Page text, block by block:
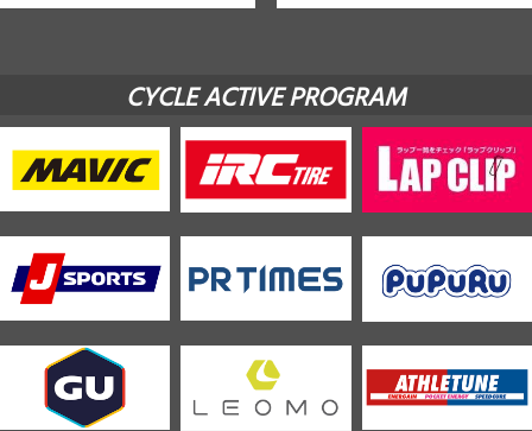
CYCLE ACTIVE PROGRAM